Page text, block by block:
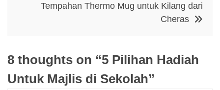
Tempahan Thermo Mug untuk Kilang dari
Cheras
8 thoughts on “5 Pilihan Hadiah
Untuk Majlis di Sekolah”